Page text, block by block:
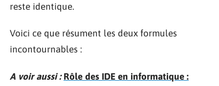
reste identique.
Voici ce que résument les deux formules
incontournables :
A voir aussi : Rôle des IDE en informatique :